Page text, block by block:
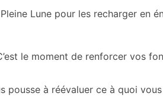
Lune pour les recharger en
le moment de renforcer vos
pousse à réévaluer ce à quoi